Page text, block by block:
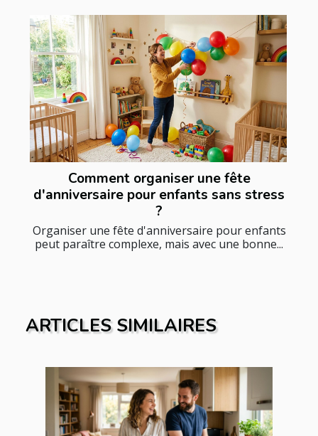
Comment organiser une fête
d'anniversaire pour enfants sans stress
?
Organiser une fête d'anniversaire pour enfants
peut paraître complexe, mais avec une bonne...
ARTICLES SIMILAIRES